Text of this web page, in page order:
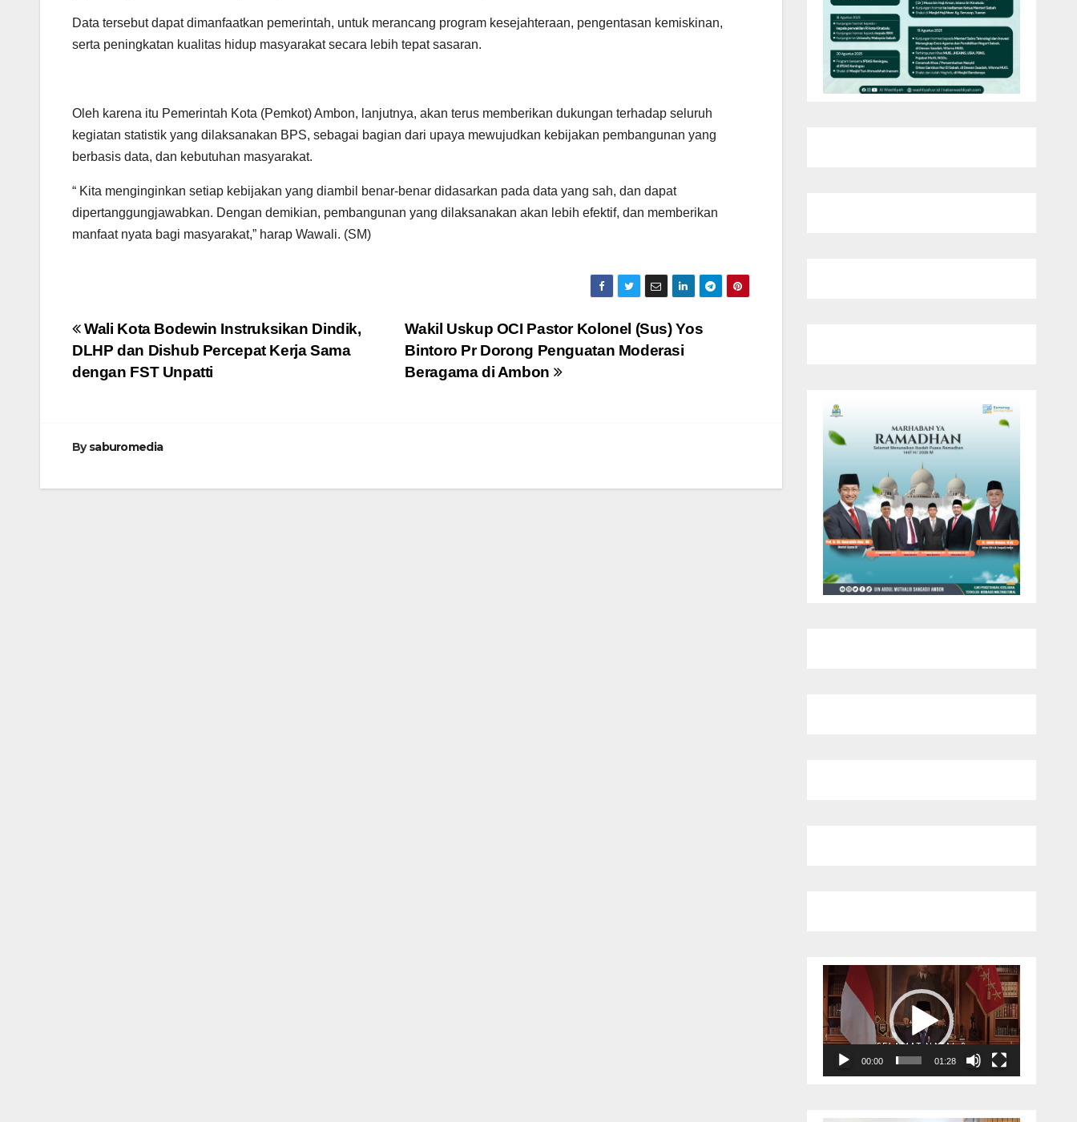
Data tersebut dapat dimanfaatkan pemerintah, untuk merancang program kesejahteraan, pengentasan kemiskinan,
serta peningkatan kualitas hidup masyarakat secara lebih tepat sasaran.
Oleh karena itu Pemerintah Kota (Pemkot) Ambon, lanjutnya, akan terus memberikan dukungan terhadap seluruh
kegiatan statistik yang dilaksanakan BPS, sebagai bagian dari upaya mewujudkan kebijakan pembangunan yang
berbasis data, dan kebutuhan masyarakat.
“ Kita menginginkan setiap kebijakan yang diambil benar-benar didasarkan pada data yang sah, dan dapat
dipertanggungjawabkan. Dengan demikian, pembangunan yang dilaksanakan akan lebih efektif, dan memberikan
manfaat nyata bagi masyarakat,” harap Wawali. (SM)
Navigasi
pos
Wakil Uskup OCI Pastor Kolonel (Sus) Yos
Bintoro Pr Dorong Penguatan Moderasi
Beragama di Ambon
Wali Kota Bodewin Instruksikan Dindik,
DLHP dan Dishub Percepat Kerja Sama
dengan FST Unpatti
Bysaburomedia
Pemutar
Video
00:00 01:28